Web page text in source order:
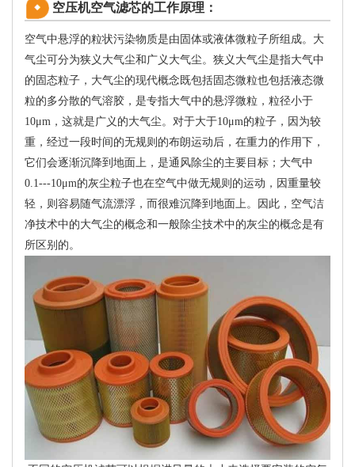
空压机空气滤芯的工作原理：
空气中悬浮的粒状污染物质是由固体或液体微粒子所组成。大
气尘可分为狭义大气尘和广义大气尘。狭义大气尘是指大气中
的固态粒子，大气尘的现代概念既包括固态微粒也包括液态微
粒的多分散的气溶胶，是专指大气中的悬浮微粒，粒径小于
10μm，这就是广义的大气尘。对于大于10μm的粒子，因为较
重，经过一段时间的无规则的布朗运动后，在重力的作用下，
它们会逐渐沉降到地面上，是通风除尘的主要目标；大气中
0.1---10μm的灰尘粒子也在空气中做无规则的运动，因重量较
轻，则容易随气流漂浮，而很难沉降到地面上。因此，空气洁
净技术中的大气尘的概念和一般除尘技术中的灰尘的概念是有
所区别的。